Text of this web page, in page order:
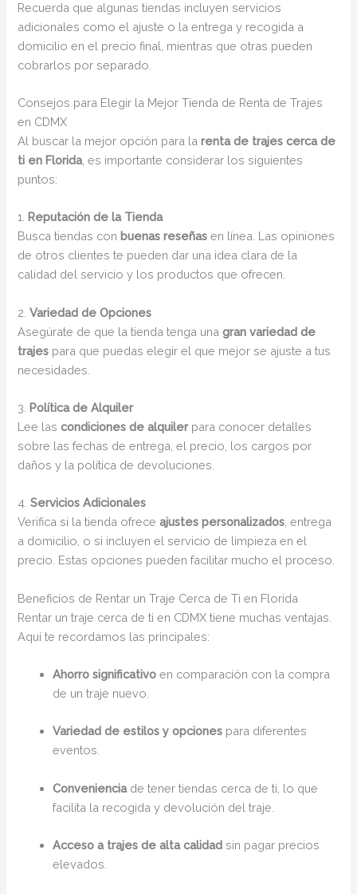
Recuerda que algunas tiendas incluyen servicios
adicionales como el ajuste o la entrega y recogida a
domicilio en el precio final, mientras que otras pueden
cobrarlos por separado.
Consejos para Elegir la Mejor Tienda de Renta de Trajes
en CDMX
Al buscar la mejor opción para larenta de trajes cerca de
ti en Florida, es importante considerar los siguientes
puntos:
1. Reputación de la Tienda
Busca tiendas con buenas reseñas en línea. Las opiniones
de otros clientes te pueden dar una idea clara de la
calidad del servicio y los productos que ofrecen.
2.Variedad de Opciones
Asegúrate de que la tienda tenga unagran variedad de
trajes para que puedas elegir el que mejor se ajuste a tus
necesidades.
3. Política de Alquiler
Lee lascondiciones de alquilerpara conocer detalles
sobre las fechas de entrega, el precio, los cargos por
daños y la política de devoluciones.
4.Servicios Adicionales
Verifica si la tienda ofreceajustes personalizados, entrega
a domicilio, o si incluyen el servicio de limpieza en el
precio. Estas opciones pueden facilitar mucho el proceso.
Beneficios de Rentar un Traje Cerca de Ti en Florida
Rentar un traje cerca de ti en CDMX tiene muchas ventajas.
Aquí te recordamos las principales:
Ahorro significativo en comparación con la compra
de un traje nuevo.
Variedad de estilos y opciones para diferentes
eventos.
Convenienciade tener tiendas cerca de ti, lo que
facilita la recogida y devolución del traje.
Acceso a trajes de alta calidad sin pagar precios
elevados.